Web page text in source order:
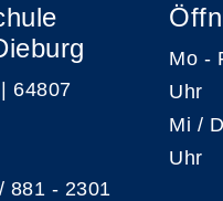
64807
881 - 2301
Mo
Uhr
Mi /
Uhr